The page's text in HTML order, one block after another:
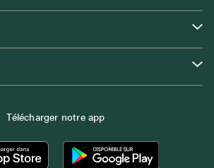
Télécharger notre app